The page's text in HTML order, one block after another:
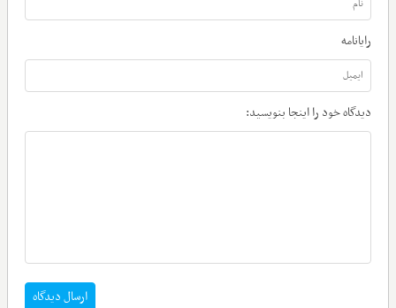
رایانامه
دیدگاه خود را اینجا بنویسید:
ارسال دیدگاه